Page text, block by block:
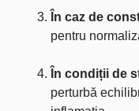
În caz de
pentru
În condiții de
perturbă